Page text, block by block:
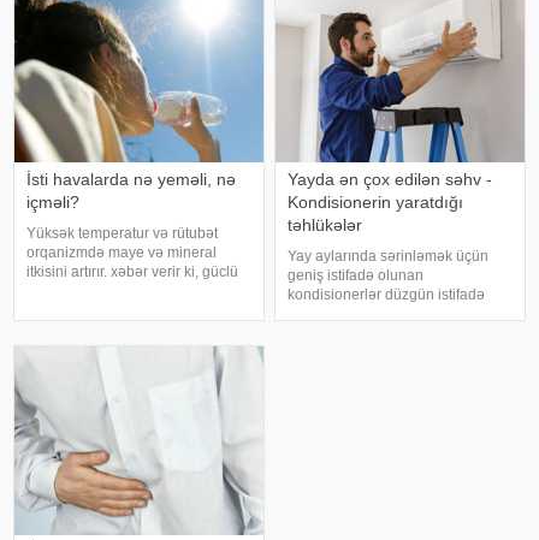
İsti havalarda nə yeməli, nə
içməli?
Yüksək temperatur və rütubət
orqanizmdə maye və mineral
itkisini artırır. xəbər verir ki, güclü
ürəkbulanma kimi hallara səbəb
Yayda ən çox edilən səhv -
Kondisionerin yaratdığı
təhlükələr
Yay aylarında sərinləmək üçün
geniş istifadə olunan
kondisionerlər düzgün istifadə